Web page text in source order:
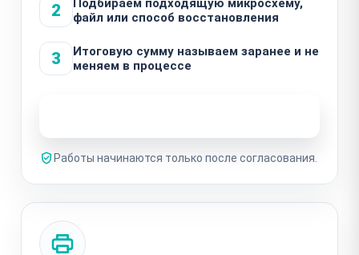
2
файл или способ восстановления
3
Итоговую сумму называем заранее и не
меняем в процессе
Работы начинаются только после согласования.